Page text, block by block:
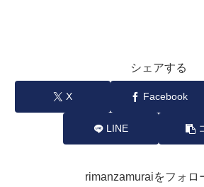
シェアする
X Facebook
LINE
rimanzamuraiをフォロ